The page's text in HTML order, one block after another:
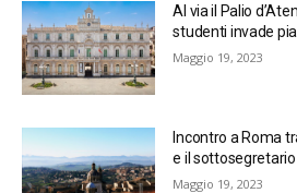
Al via il Palio
studenti invade
Maggio 19, 2023
Incontro a Roma
e il
Maggio 19, 2023